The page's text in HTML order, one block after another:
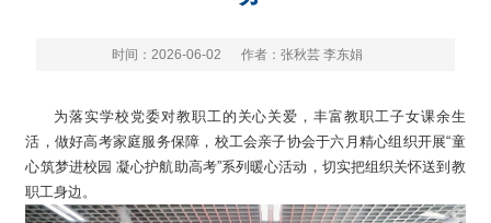
时间：2026-06-02 作者：张秋芸 李东娟
为落实学校党委对教职工的关心关爱，丰富教职工子女课余生
活，做好高考家庭服务保障，校工会亲子协会于六月精心组织开展“童
心筑梦进校园 凝心护航助高考”系列暖心活动，切实把组织关怀送到教
职工身边。